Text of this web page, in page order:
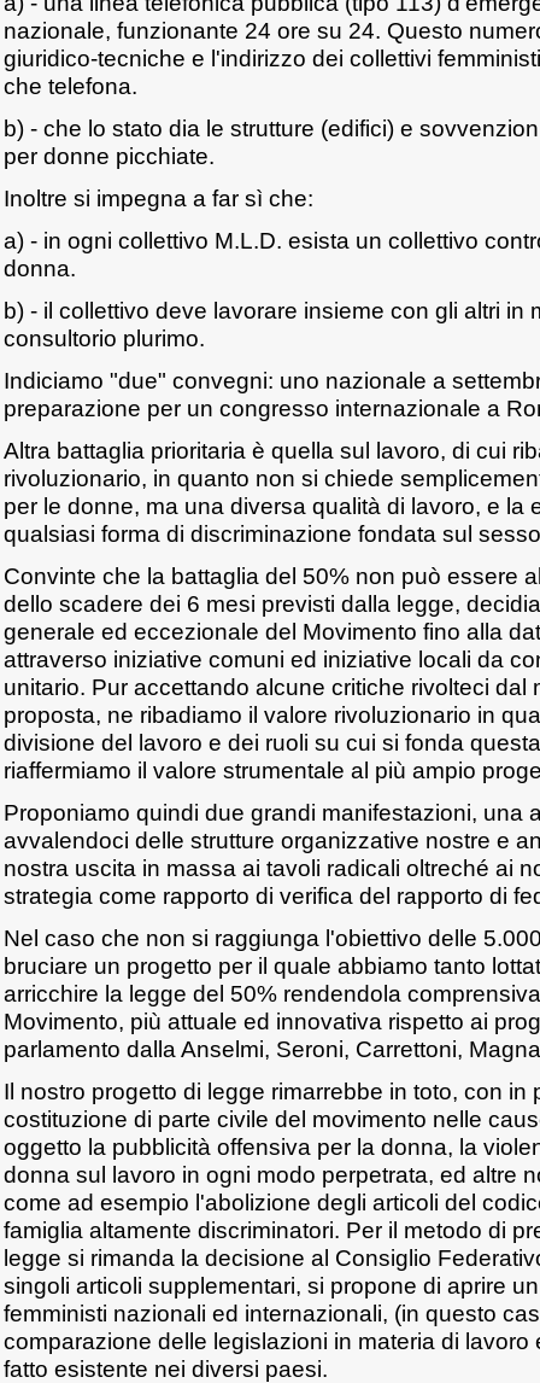
nazionale, funzionante 24 ore su 24. Questo
giuridico-tecniche e l'indirizzo dei collettivi
che telefona.
b) - che lo stato dia le strutture (edifici) e
per donne picchiate.
Inoltre si impegna a far sì che:
a) - in ogni collettivo M.L.D. esista un collettivo
donna.
b) - il collettivo deve lavorare insieme con gli altri in
consultorio plurimo.
Indiciamo "due" convegni: uno nazionale a
preparazione per un congresso internazionale a
Altra battaglia prioritaria è quella sul lavoro, di cui
rivoluzionario, in quanto non si chiede
per le donne, ma una diversa qualità di lavoro, e la
qualsiasi forma di discriminazione fondata sul
Convinte che la battaglia del 50% non può essere
dello scadere dei 6 mesi previsti dalla legge,
generale ed eccezionale del Movimento fino alla
attraverso iniziative comuni ed iniziative locali da
unitario. Pur accettando alcune critiche rivolteci dal
proposta, ne ribadiamo il valore rivoluzionario in
divisione del lavoro e dei ruoli su cui si fonda
riaffermiamo il valore strumentale al più ampio
Proponiamo quindi due grandi manifestazioni, una
avvalendoci delle strutture organizzative nostre e
nostra uscita in massa ai tavoli radicali oltreché ai
strategia come rapporto di verifica del rapporto di
Nel caso che non si raggiunga l'obiettivo delle
bruciare un progetto per il quale abbiamo tanto
arricchire la legge del 50% rendendola
Movimento, più attuale ed innovativa rispetto ai
parlamento dalla Anselmi, Seroni, Carrettoni,
Il nostro progetto di legge rimarrebbe in toto, con in
costituzione di parte civile del movimento nelle
oggetto la pubblicità offensiva per la donna, la
donna sul lavoro in ogni modo perpetrata, ed altre
come ad esempio l'abolizione degli articoli del
famiglia altamente discriminatori. Per il metodo di
legge si rimanda la decisione al Consiglio
singoli articoli supplementari, si propone di aprire
femministi nazionali ed internazionali, (in questo
comparazione delle legislazioni in materia di lavoro
fatto esistente nei diversi paesi.